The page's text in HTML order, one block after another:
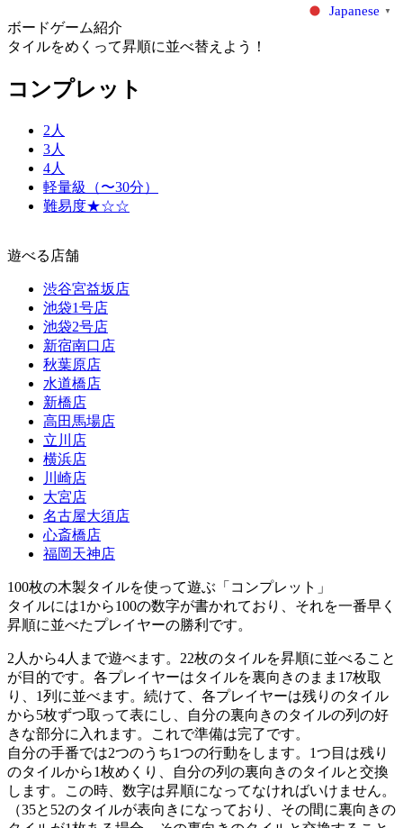
Japanese ▼
ボードゲーム紹介
タイルをめくって昇順に並べ替えよう！
コンプレット
2人
3人
4人
軽量級（〜30分）
難易度★☆☆
遊べる店舗
渋谷宮益坂店
池袋1号店
池袋2号店
新宿南口店
秋葉原店
水道橋店
新橋店
高田馬場店
立川店
横浜店
川崎店
大宮店
名古屋大須店
心斎橋店
福岡天神店
100枚の木製タイルを使って遊ぶ「コンプレット」
タイルには1から100の数字が書かれており、それを一番早く
昇順に並べたプレイヤーの勝利です。
2人から4人まで遊べます。22枚のタイルを昇順に並べること
が目的です。各プレイヤーはタイルを裏向きのまま17枚取
り、1列に並べます。続けて、各プレイヤーは残りのタイル
から5枚ずつ取って表にし、自分の裏向きのタイルの列の好
きな部分に入れます。これで準備は完了です。
自分の手番では2つのうち1つの行動をします。1つ目は残り
のタイルから1枚めくり、自分の列の裏向きのタイルと交換
します。この時、数字は昇順になってなければいけません。
（35と52のタイルが表向きになっており、その間に裏向きの